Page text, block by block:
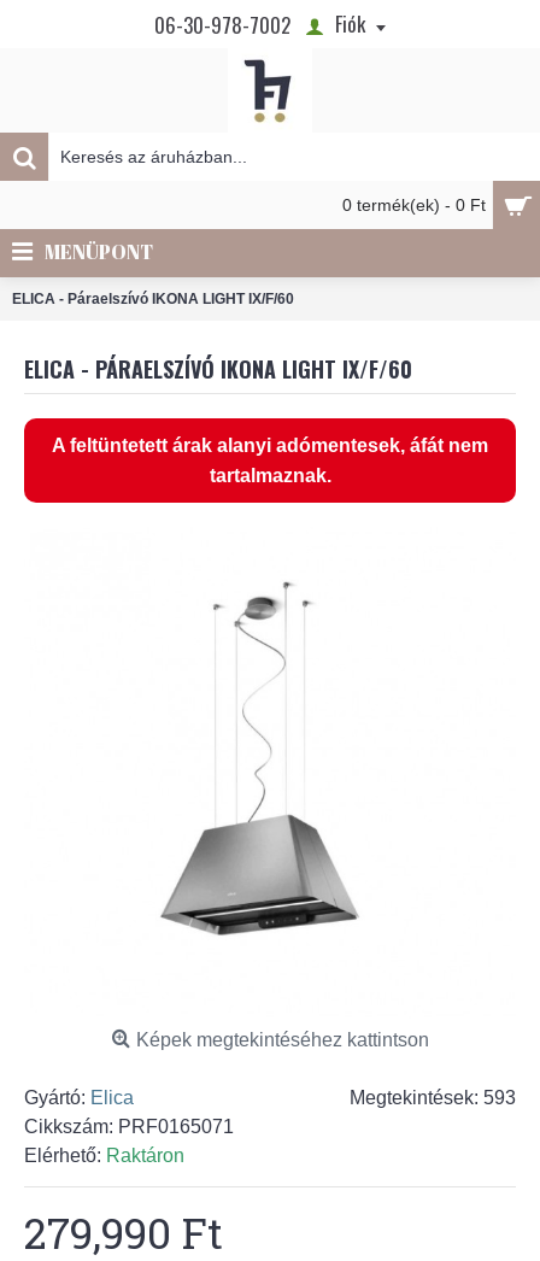
06-30-978-7002 Fiók
0 termék(ek) - 0 Ft
MENÜPONT
ELICA - Páraelszívó IKONA LIGHT IX/F/60
ELICA - PÁRAELSZÍVÓ IKONA LIGHT IX/F/60
A feltüntetett árak alanyi adómentesek, áfát nem
tartalmaznak.
Képek megtekintéséhez kattintson
Megtekintések: 593
Gyártó: Elica
Cikkszám: PRF0165071
Elérhető: Raktáron
279,990 Ft